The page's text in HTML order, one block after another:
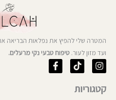
המטרה שלי להפיץ את נפלאות הבריאה
ועד מזון לעור. טיפוח טבעי נקי מרעלים.
I
n
t
T
i
t
F
a
קטגוריות